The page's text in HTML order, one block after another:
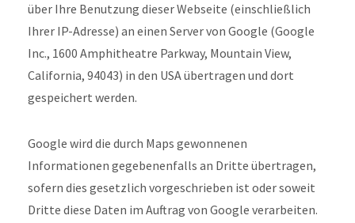
über Ihre Benutzung dieser Webseite (einschließlich
Ihrer IP-Adresse) an einen Server von Google (Google
Inc., 1600 Amphitheatre Parkway, Mountain View,
California, 94043) in den USA übertragen und dort
gespeichert werden.
Google wird die durch Maps gewonnenen
Informationen gegebenenfalls an Dritte übertragen,
sofern dies gesetzlich vorgeschrieben ist oder soweit
Dritte diese Daten im Auftrag von Google verarbeiten.